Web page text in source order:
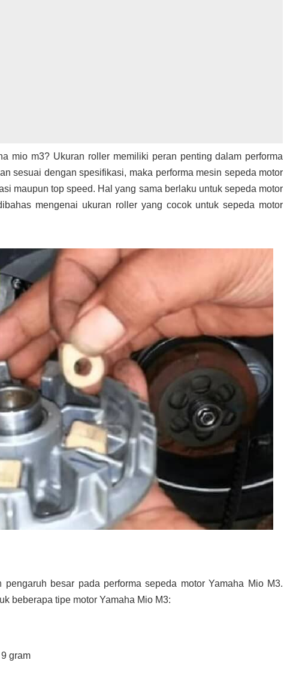
mio m3? Ukuran roller memiliki peran penting dalam performa
sesuai dengan spesifikasi, maka performa mesin sepeda motor
maupun top speed. Hal yang sama berlaku untuk sepeda motor
mengenai ukuran roller yang cocok untuk sepeda motor
besar pada performa sepeda motor Yamaha Mio M3.
beberapa tipe motor Yamaha Mio M3:
gram